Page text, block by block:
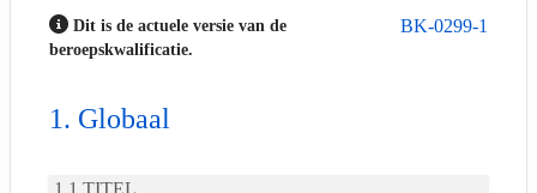
BK-0299-1
Dit is de actuele versie van de
beroepskwalificatie.
Globaal